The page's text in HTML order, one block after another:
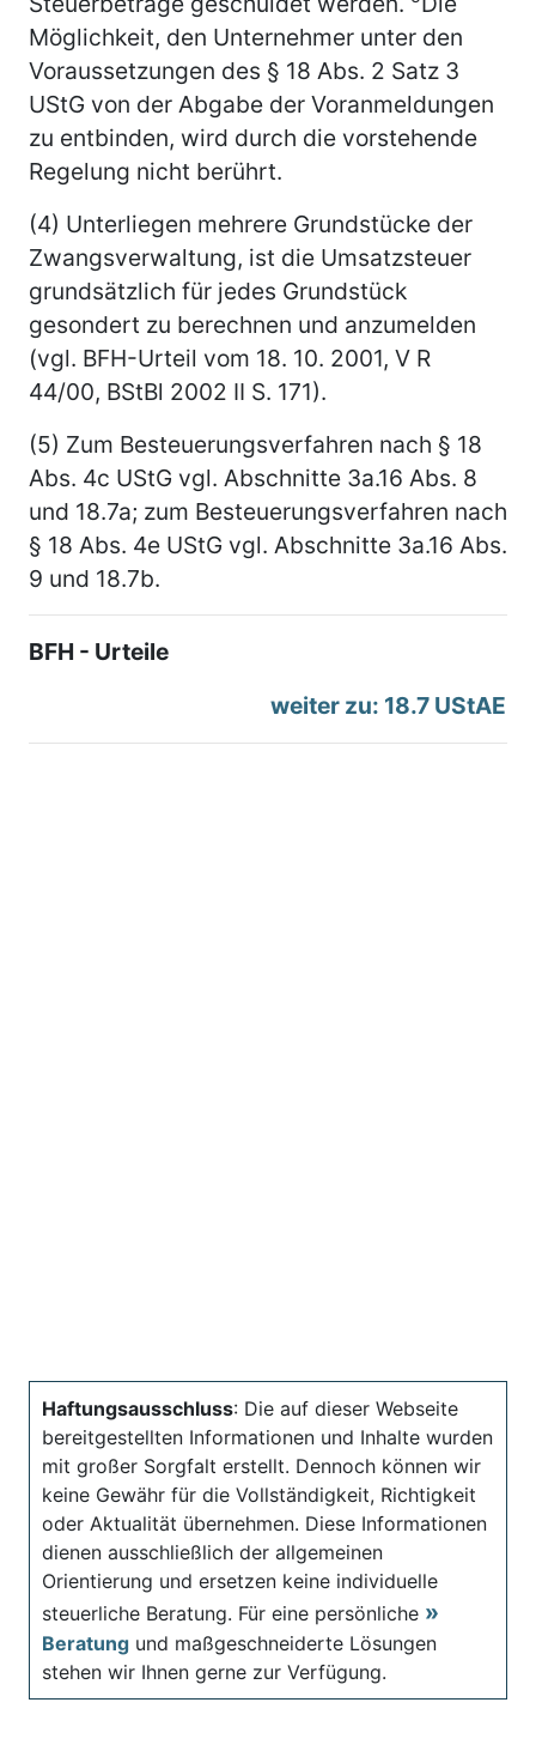
Möglichkeit, den Unternehmer unter den
Voraussetzungen des § 18 Abs. 2 Satz 3
UStG von der Abgabe der Voranmeldungen
zu entbinden, wird durch die vorstehende
Regelung nicht berührt.
(4) Unterliegen mehrere Grundstücke der
Zwangsverwaltung, ist die Umsatzsteuer
grundsätzlich für jedes Grundstück
gesondert zu berechnen und anzumelden
(vgl. BFH-Urteil vom 18. 10. 2001, V R
44/00, BStBl 2002 II S. 171).
(5) Zum Besteuerungsverfahren nach § 18
Abs. 4c UStG vgl. Abschnitte 3a.16 Abs. 8
und 18.7a; zum Besteuerungsverfahren nach
§ 18 Abs. 4e UStG vgl. Abschnitte 3a.16 Abs.
9 und 18.7b.
BFH - Urteile
weiter zu: 18.7 UStAE
Haftungsausschluss: Die auf dieser Webseite
bereitgestellten Informationen und Inhalte wurden
mit großer Sorgfalt erstellt. Dennoch können wir
keine Gewähr für die Vollständigkeit, Richtigkeit
oder Aktualität übernehmen. Diese Informationen
dienen ausschließlich der allgemeinen
Orientierung und ersetzen keine individuelle
steuerliche Beratung. Für eine persönliche
Beratung und maßgeschneiderte Lösungen
stehen wir Ihnen gerne zur Verfügung.